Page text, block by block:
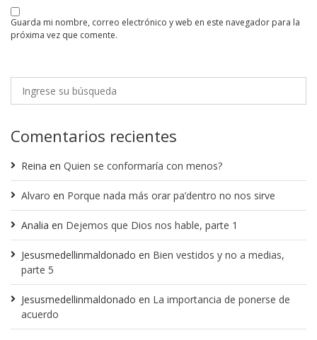
guarda mi nombre, correo electrónico y web en este navegador para la
próxima vez que comente.
Comentarios recientes
Reina en Quien se conformaría con menos?
Alvaro en Porque nada más orar pa’dentro no nos sirve
Analia en Dejemos que Dios nos hable, parte 1
Jesusmedellinmaldonado en Bien vestidos y no a medias,
parte 5
Jesusmedellinmaldonado en La importancia de ponerse de
acuerdo